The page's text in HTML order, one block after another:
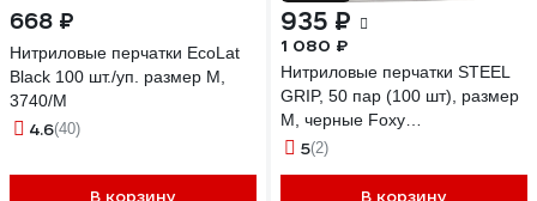
668 ₽
Нитриловые перчатки EcoLat
Black 100 шт./уп. размер M,
3740/M
4.6(40)
В корзину
935 ₽
1 080 ₽
Нитриловые перчатки STEEL
GRIP, 50 пар (100 шт), размер
M, черные Foxy
61263001009296
5(2)
В корзину